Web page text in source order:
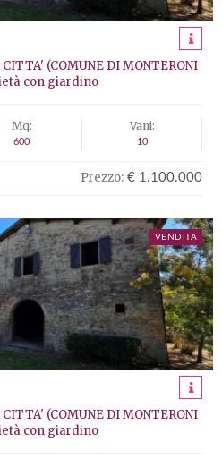
(COMUNE DI MONTERONI
con giardino
Mq:
600
Vani:
10
Prezzo: € 1.100.000
VENDITA
(COMUNE DI MONTERONI
con giardino